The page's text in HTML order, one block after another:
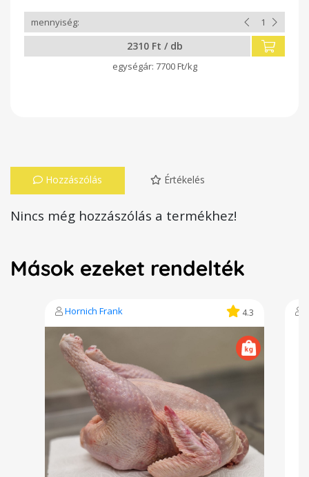
2310 Ft / db
7700 Ft/kg
Hozzászólás Értékelés
Nincs még hozzászólás a termékhez!
Mások ezeket rendelték
Hornich Frank 4.3